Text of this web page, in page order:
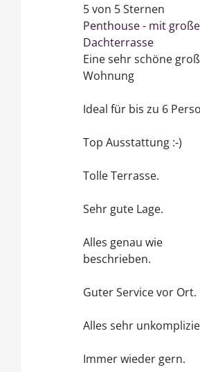
5 von 5 Sternen
Penthouse - mit
Dachterrasse
Eine sehr schöne
Wohnung
Ideal für bis zu 6
Top Ausstattung :-)
Tolle Terrasse.
Sehr gute Lage.
Alles genau wie
beschrieben.
Guter Service vor Ort.
Alles sehr
Immer wieder gern.